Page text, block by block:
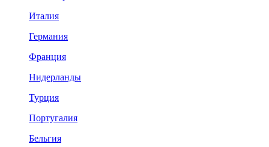
Италия
Германия
Франция
Нидерланды
Турция
Португалия
Бельгия